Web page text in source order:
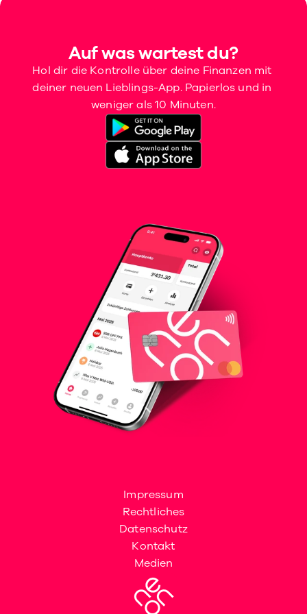
Auf was wartest du?
Hol dir die Kontrolle über deine Finanzen mit
deiner neuen Lieblings-App. Papierlos und in
weniger als 10 Minuten.
Impressum
Rechtliches
Datenschutz
Kontakt
Medien